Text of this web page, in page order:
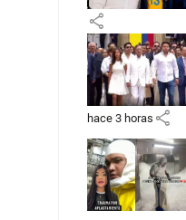
share
hace 3 horas share